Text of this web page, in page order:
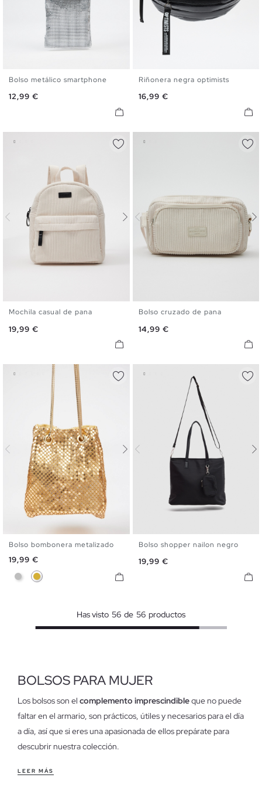
Bolso metálico smartphone
Precio
12,99 €
Riñonera negra optimists
Precio
16,99 €
Mochila casual de pana
Precio
19,99 €
Bolso cruzado de pana
Precio
14,99 €
Bolso bombonera metalizado
Precio
19,99 €
PlateadoDorado
Bolso shopper nailon negro
Precio
19,99 €
Has visto 56 de 56 productos
BOLSOS PARA MUJER
Los bolsos son el complemento imprescindibleque no puede
faltar en el armario, son prácticos, útiles y necesarios para el día
a día, así que si eres una apasionada de ellos prepárate para
descubrir nuestra colección.
Características de los bolsos para mujer
LEER MÁS